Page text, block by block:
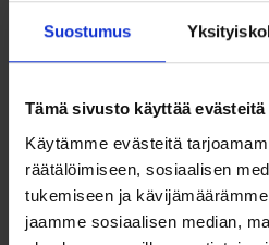
Suostumus
Tämä sivusto käyttää evästeitä
Käytämme evästeitä
räätälöimiseen, sosiaalisen
tukemiseen ja
jaamme sosiaalisen median,
Design:Enkeliriipus
Pituus:Säädettävissä
Ohjeita
koon